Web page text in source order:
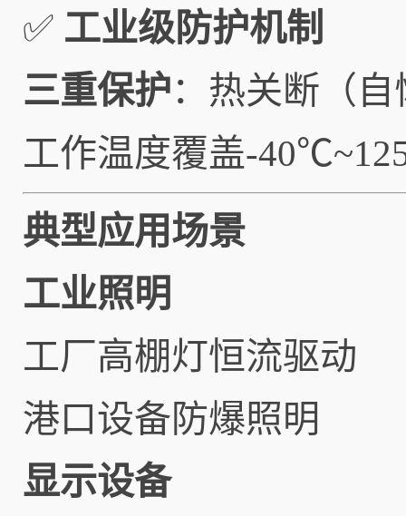
✅ 工业级防护机制
三重保护：热关断（
工作温度覆盖-
典型应用场景
工业照明
工厂高棚灯恒流驱动
港口设备防爆照明
显示设备